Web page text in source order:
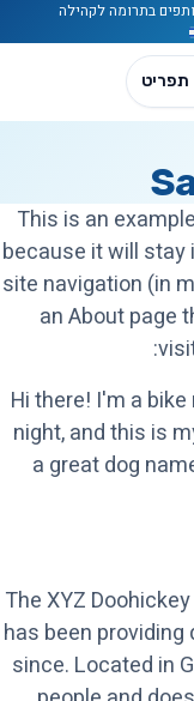
בתרומה לקהילה
This is an
because it will stay
site navigation (in
an About page
Hi there! I'm a
night, and this is
a great dog
The XYZ
has been
since. Located in